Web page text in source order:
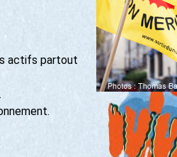
actifs partout